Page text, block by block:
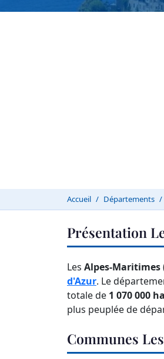
Accueil Départements
Présentation
Les Alpes-Maritimes
d'Azur. Le
totale de 1 070 000
plus peuplée de
Communes